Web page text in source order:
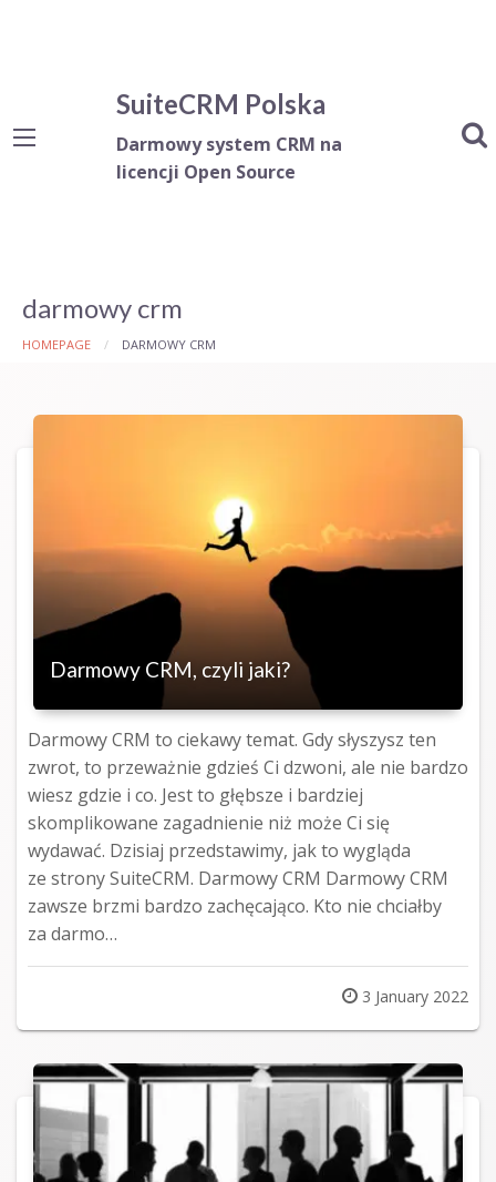
SuiteCRM Polska
Darmowy system CRM na
licencji Open Source
darmowy crm
HOMEPAGE DARMOWY CRM
Darmowy CRM, czyli jaki?
Darmowy CRM to ciekawy temat. Gdy słyszysz ten
zwrot, to przeważnie gdzieś Ci dzwoni, ale nie bardzo
wiesz gdzie i co. Jest to głębsze i bardziej
skomplikowane zagadnienie niż może Ci się
wydawać. Dzisiaj przedstawimy, jak to wygląda
ze strony SuiteCRM. Darmowy CRM Darmowy CRM
zawsze brzmi bardzo zachęcająco. Kto nie chciałby
za darmo…
Posted
on
3 January 2022